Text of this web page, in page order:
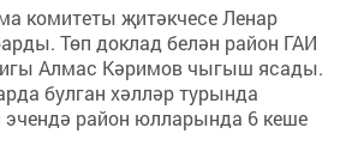
комитеты җитәкчесе Ленар
Төп доклад белән район ГАИ
Алмас Кәримов чыгыш ясады.
булган хәлләр турында
эчендә район юлларында 6 кеше